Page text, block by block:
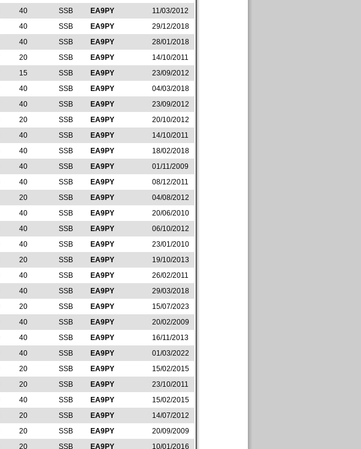
40 SSB EA9PY
11/03/2012
40 SSB EA9PY
29/12/2018
40 SSB EA9PY
28/01/2018
20 SSB EA9PY
14/10/2011
15 SSB EA9PY
23/09/2012
40 SSB EA9PY
04/03/2018
40 SSB EA9PY
23/09/2012
20 SSB EA9PY
20/10/2012
40 SSB EA9PY
14/10/2011
40 SSB EA9PY
18/02/2018
40 SSB EA9PY
01/11/2009
40 SSB EA9PY
08/12/2011
20 SSB EA9PY
04/08/2012
40 SSB EA9PY
20/06/2010
40 SSB EA9PY
06/10/2012
40 SSB EA9PY
23/01/2010
20 SSB EA9PY
19/10/2013
40 SSB EA9PY
26/02/2011
40 SSB EA9PY
29/03/2018
20 SSB EA9PY
15/07/2023
40 SSB EA9PY
20/02/2009
40 SSB EA9PY
16/11/2013
40 SSB EA9PY
01/03/2022
20 SSB EA9PY
15/02/2015
20 SSB EA9PY
23/10/2011
40 SSB EA9PY
15/02/2015
20 SSB EA9PY
14/07/2012
20 SSB EA9PY
20/09/2009
20 SSB EA9PY 10/01/2016